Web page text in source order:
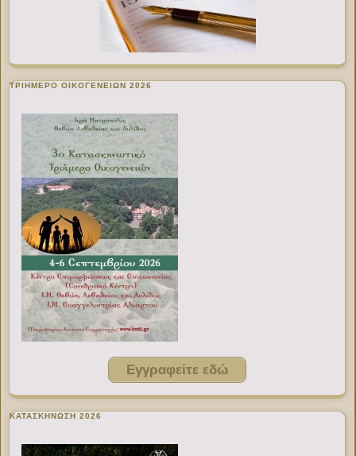
ΤΡΙΗΜΕΡΟ ΟΙΚΟΓΕΝΕΙΩΝ 2026
Εγγραφείτε εδώ
ΚΑΤΑΣΚΗΝΩΣΗ 2026